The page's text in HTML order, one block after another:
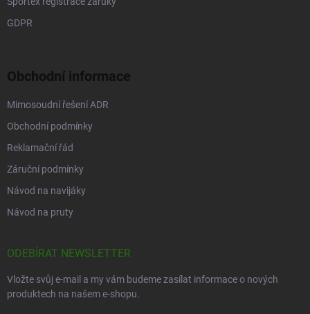
GDPR
Obchodní informace
Mimosoudní řešení ADR
Obchodní podmínky
Reklamační řád
Záruční podmínky
Návod na navijáky
Návod na pruty
ODEBÍRAT NEWSLETTER
Vložte svůj e-mail a my vám budeme zasílat informace o nových
produktech na našem e-shopu.